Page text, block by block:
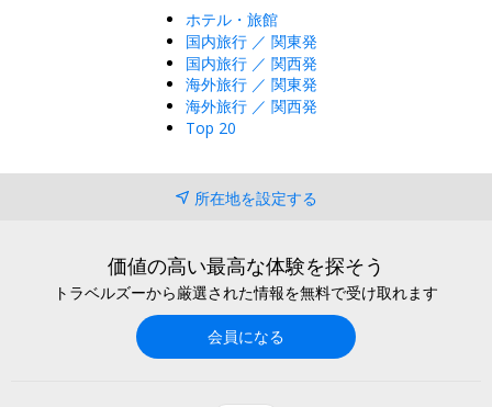
ホテル・旅館
国内旅行 ／ 関東発
国内旅行 ／ 関西発
海外旅行 ／ 関東発
海外旅行 ／ 関西発
Top 20
所在地を設定する
価値の高い最高な体験を探そう
トラベルズーから厳選された情報を無料で受け取れます
会員になる